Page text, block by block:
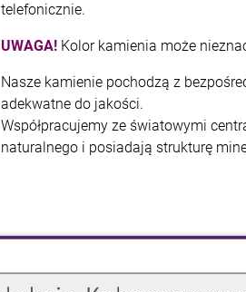
telefonicznie.
UWAGA! Kolor kamienia może
Nasze kamienie pochodzą z
adekwatne do jakości.
Współpracujemy ze światowymi
naturalnego i posiadają strukturę
Kolekcja
ZOBACZ